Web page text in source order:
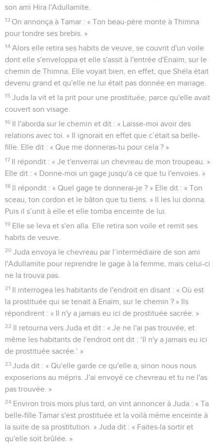
son ami Hira l'Adullamite.
13 On annonça à Tamar : « Ton beau-père monte à Thimna
pour tondre ses brebis. »
14 Alors elle retira ses habits de veuve, se couvrit d'un voile
dont elle s'enveloppa et elle s'assit à l'entrée d'Enaïm, sur le
chemin de Thimna. Elle voyait bien, en effet, que Shéla était
devenu grand et qu'elle ne lui était pas donnée en mariage.
15 Juda la vit et la prit pour une prostituée, parce qu'elle avait
couvert son visage.
16 Il l'aborda sur le chemin et dit : « Laisse-moi avoir des
relations avec toi. » Il ignorait en effet que c’était sa belle-
fille. Elle dit : « Que me donneras-tu pour cela ? »
17 Il répondit : « Je t'enverrai un chevreau de mon troupeau. »
Elle dit : « Donne-moi un gage jusqu'à ce que tu l'envoies. »
18 Il répondit : « Quel gage te donnerai-je ? » Elle dit : « Ton
sceau, ton cordon et le bâton que tu tiens. » Il les lui donna.
Puis il s’unit à elle et elle tomba enceinte de lui.
19 Elle se leva et s'en alla. Elle retira son voile et remit ses
habits de veuve.
20 Juda envoya le chevreau par l’intermédiaire de son ami
l'Adullamite pour reprendre le gage à la femme, mais celui-ci
ne la trouva pas.
21 Il interrogea les habitants de l'endroit en disant : « Où est
la prostituée qui se tenait à Enaïm, sur le chemin ? » Ils
répondirent : « Il n'y a jamais eu ici de prostituée sacrée. »
22 Il retourna vers Juda et dit : « Je ne l'ai pas trouvée, et
même les habitants de l'endroit ont dit : ‘Il n'y a jamais eu ici
de prostituée sacrée.’ »
23 Juda dit : « Qu'elle garde ce qu'elle a, sinon nous nous
exposerions au mépris. J'ai envoyé ce chevreau et tu ne l'as
pas trouvée. »
24 Environ trois mois plus tard, on vint annoncer à Juda : « Ta
belle-fille Tamar s'est prostituée et la voilà même enceinte à
la suite de sa prostitution. » Juda dit : « Faites-la sortir et
qu'elle soit brûlée. »